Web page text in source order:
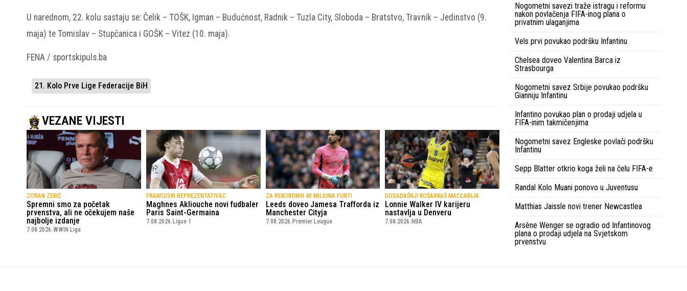
U narednom, 22. kolu sastaju se: Čelik – TOŠK, Igman – Budućnost, Radnik – Tuzla City, Sloboda – Bratstvo, Travnik – Jedinstvo (9.
maja) te Tomislav – Stupčanica i GOŠK – Vitez (10. maja).
FENA / sportskipuls.ba
21. Kolo Prve Lige Federacije BiH
VEZANE VIJESTI
ZORAN ZEKIĆ
Spremni smo za početak
prvenstva, ali ne očekujem naše
najbolje izdanje
7.08.2026. WWIN Liga
FRANCUSKI REPREZENTATIVAC
Maghnes Akliouche novi fudbaler
Paris Saint-Germaina
7.08.2026. Ligue 1
ZA REKORDNIH 40 MILIONA FUNTI
Leeds doveo Jamesa Trafforda iz
Manchester Cityja
7.08.2026. Premier League
DOSADAŠNJI KOŠARKAŠ MACCABIJA
Lonnie Walker IV karijeru
nastavlja u Denveru
7.08.2026. NBA
Nogometni savezi traže istragu i reformu
nakon povlačenja FIFA-inog plana o
privatnim ulaganjima
Vels prvi povukao podršku Infantinu
Chelsea doveo Valentina Barca iz
Strasbourga
Nogometni savez Srbije povukao podršku
Gianniju Infantinu
Infantino povukao plan o prodaji udjela u
FIFA-inim takmičenjima
Nogometni savez Engleske povlači podršku
Infantinu
Sepp Blatter otkrio koga želi na čelu FIFA-e
Randal Kolo Muani ponovo u Juventusu
Matthias Jaissle novi trener Newcastlea
Arsène Wenger se ogradio od Infantinovog
plana o prodaji udjela na Svjetskom
prvenstvu